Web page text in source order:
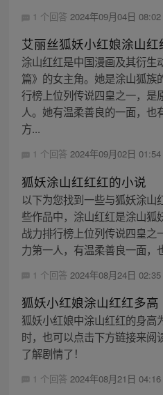
1 个回答 2024年09月04日 08:02
艾丽丝狐妖小红娘涂山红
涂山红红是中国漫画及其衍生
篇》的女主角。她是涂山狐族
行榜上位列传说四皇之一，是
人。她有温柔善良的一面，也
方...
1 个回答 2024年09月02日 01:54
狐妖涂山红红红的小说
以下为您找到一些与狐妖涂山
些作品中，涂山红红是涂山狐
战力排行榜上位列传说四皇之
力第一人，有温柔善良一面，
1 个回答 2024年08月24日 02:35
狐妖小红娘涂山红红多高
狐妖小红娘中涂山红红的身高
时，也可以点击下方链接来阅
了解剧情了！
1 个回答 2024年08月21日 04:16